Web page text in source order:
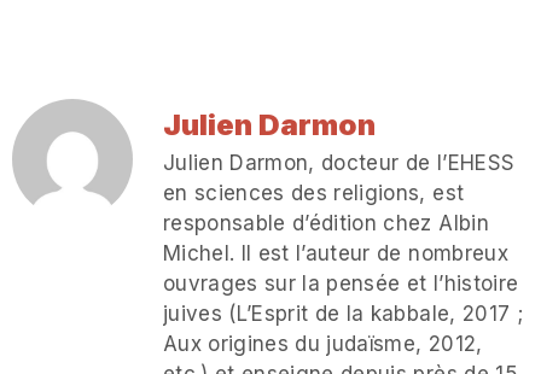
Julien Darmon
Julien Darmon, docteur de l’EHESS
en sciences des religions, est
responsable d’édition chez Albin
Michel. Il est l’auteur de nombreux
ouvrages sur la pensée et l’histoire
juives (L’Esprit de la kabbale, 2017 ;
Aux origines du judaïsme, 2012,